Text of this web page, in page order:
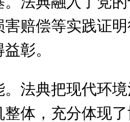
赔偿等实践证
彰。
法典把现代环
体，充分体现